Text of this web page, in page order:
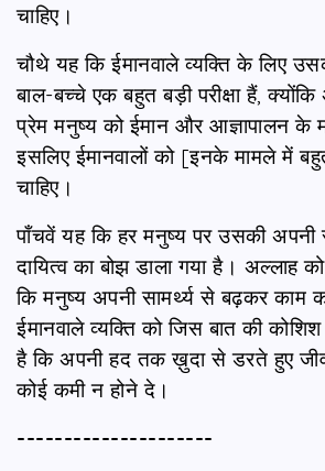
चाहिए।
चौथे यह कि ईमानवाले व्यक्ति के लिए
बाल-बच्चे एक बहुत बड़ी परीक्षा हैं,
प्रेम मनुष्य को ईमान और आज्ञापालन के
इसलिए ईमानवालों को [इनके मामले में
चाहिए।
पाँचवें यह कि हर मनुष्य पर उसकी अपनी
दायित्व का बोझ डाला गया है। अल्लाह
कि मनुष्य अपनी सामर्थ्य से बढ़कर काम
ईमानवाले व्यक्ति को जिस बात की
है कि अपनी हद तक ख़ुदा से डरते हुए
कोई कमी न होने दे।
---------------------